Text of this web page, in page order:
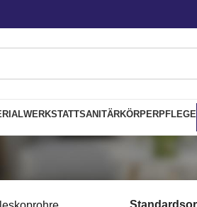
WERKSTATTSANITÄRKÖRPERPFLEGE